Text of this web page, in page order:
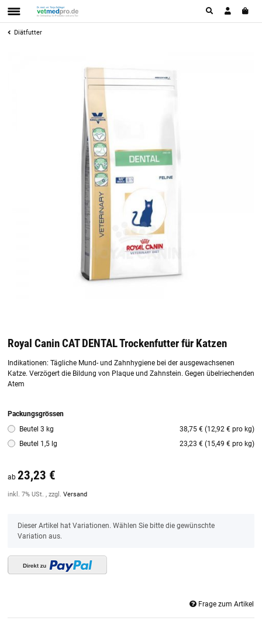
Diätfutter
Royal Canin CAT DENTAL Trockenfutter für Katzen
Indikationen: Tägliche Mund- und Zahnhygiene bei der ausgewachsenen
Katze. Verzögert die Bildung von Plaque und Zahnstein. Gegen übelriechenden
Atem
Packungsgrössen
Beutel 3 kg
38,75 € (12,92 € pro kg)
Beutel 1,5 lg
23,23 € (15,49 € pro kg)
ab 23,23 €
inkl. 7% USt. , zzgl. Versand
xDieser Artikel hat Variationen. Wählen Sie bitte die gewünschte
Variation aus.
Frage zum Artikel